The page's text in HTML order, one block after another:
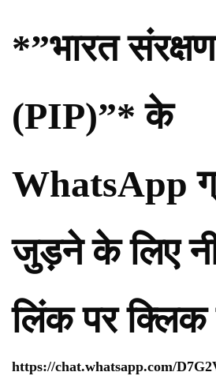
*”भारत संरक्षण
(PIP)”* के
WhatsApp
जुड़ने के लिए
लिंक पर
https://chat.whatsapp.com/